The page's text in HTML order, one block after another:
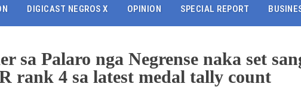
DIGICAST NEGROS X OPINION SPECIAL REPORT
sa Palaro nga Negrense naka set
rank 4 sa latest medal tally count